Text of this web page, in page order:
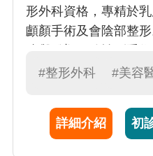
形外科資格，專精於
顱顏手術及會陰部整
形）、顏面柔化與骨
服務，提升患者自信
#整形外科 #美容
詳細介紹 初